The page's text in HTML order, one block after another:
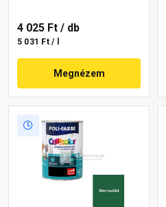
4 025 Ft / db
5 031 Ft / l
Megnézem